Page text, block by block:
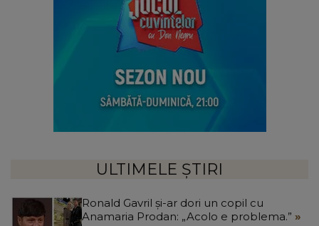
ULTIMELE ȘTIRI
Ronald Gavril și-ar dori un copil cu
Anamaria Prodan: „Acolo e problema.”